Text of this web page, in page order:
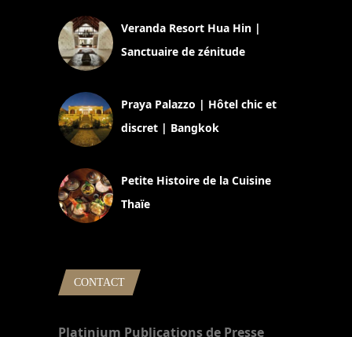
Veranda Resort Hua Hin |
Sanctuaire de zénitude
Praya Palazzo | Hôtel chic et
discret | Bangkok
Petite Histoire de la Cuisine
Thaïe
CONTACT
Platinium Publications de Presse